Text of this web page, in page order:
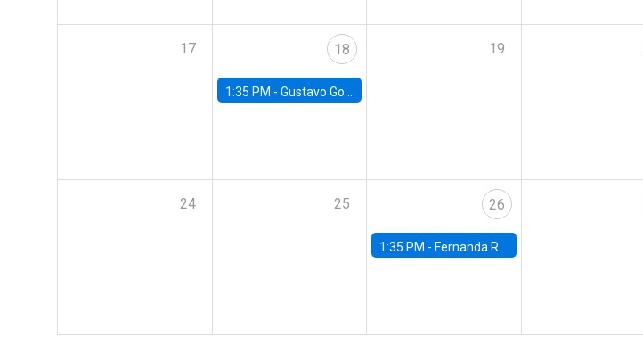
17 18
1:35 PM - Gustavo González, Banco Central de Chile
19
24 25 26
1:35 PM - Fernanda Rojas Ampuero, University of Wisconsin-Madison